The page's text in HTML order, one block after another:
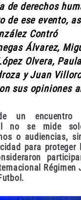
de derechos
de ese evento,
Contró
Álvarez,
Olvera,
y Juan
sus opiniones
un encuentro
no se mide
o audiencias,
para proteger
Régimen